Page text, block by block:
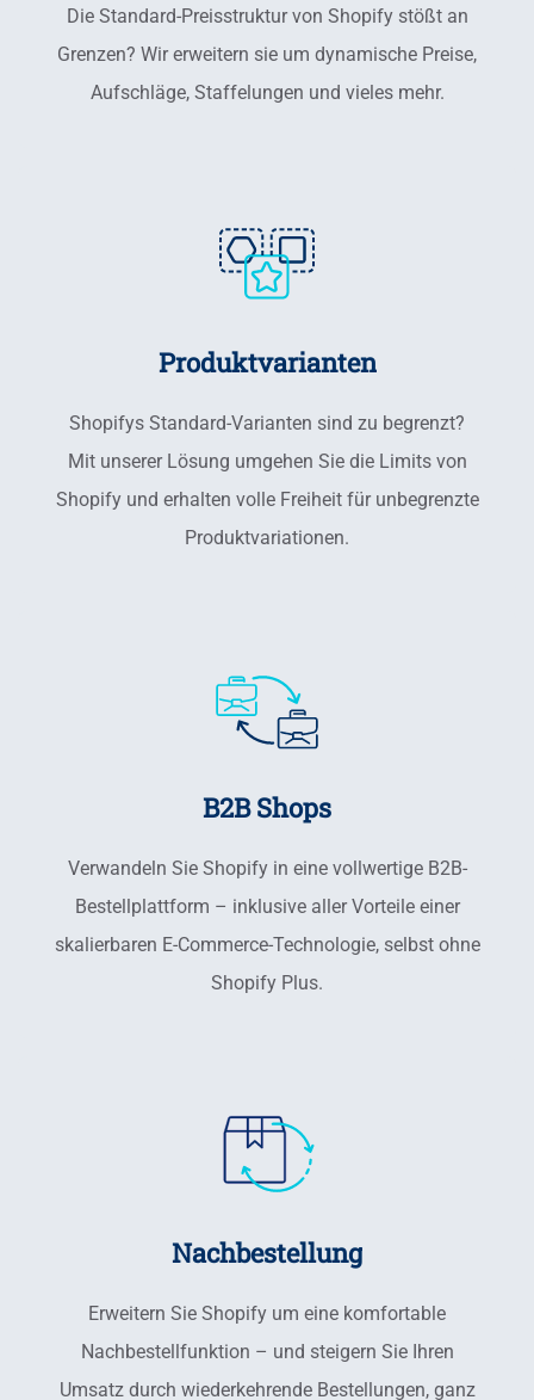
Die Standard-Preisstruktur von Shopify stößt an
Grenzen? Wir erweitern sie um dynamische Preise,
Aufschläge, Staffelungen und vieles mehr.
Produktvarianten
Shopifys Standard-Varianten sind zu begrenzt?
Mit unserer Lösung umgehen Sie die Limits von
Shopify und erhalten volle Freiheit für unbegrenzte
Produktvariationen.
B2B Shops
Verwandeln Sie Shopify in eine vollwertige B2B-
Bestellplattform – inklusive aller Vorteile einer
skalierbaren E-Commerce-Technologie, selbst ohne
Shopify Plus.
Nachbestellung
Erweitern Sie Shopify um eine komfortable
Nachbestellfunktion – und steigern Sie Ihren
Umsatz durch wiederkehrende Bestellungen, ganz